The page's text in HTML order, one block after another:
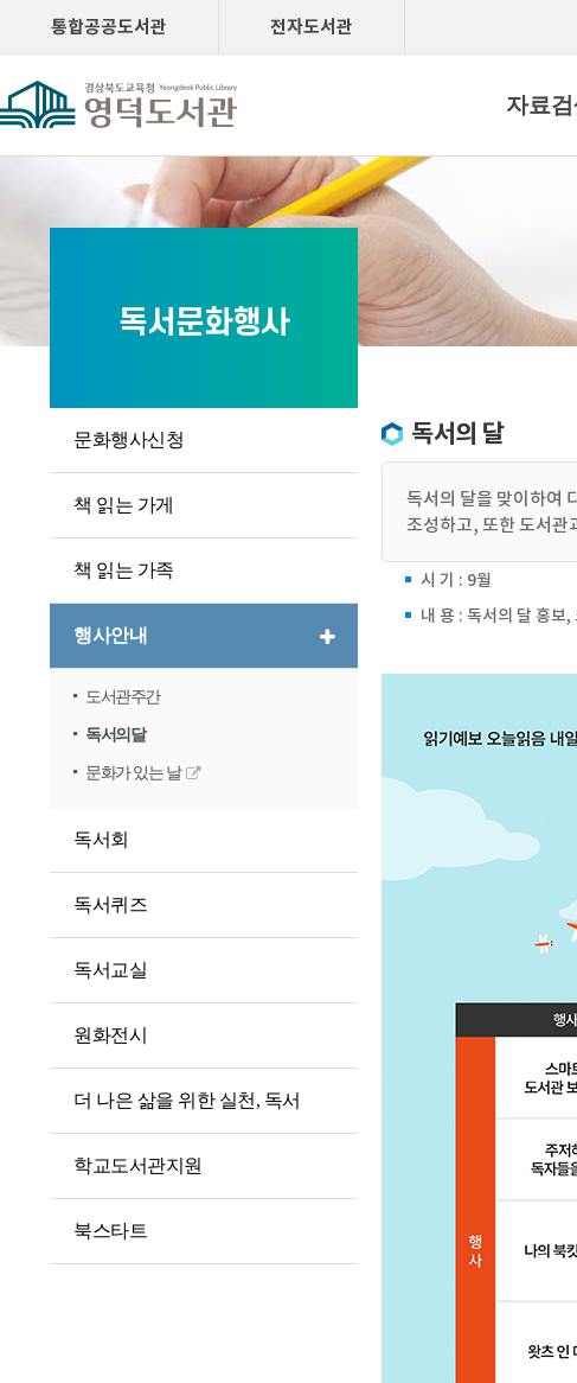
통합공공도서관 전자도서관
자료검
독서문화행사
문화행사신청
책 읽는 가게
책 읽는 가족
행사안내
도서관주간
독서의달
문화가 있는 날
독서회
독서퀴즈
독서교실
원화전시
더 나은 삶을 위한 실천, 독서
학교도서관지원
북스타트
독서의 달
독서의 달을 맞이하여
조성하고, 또한 도서관
시 기 : 9월
내 용 : 독서의 달 홍보